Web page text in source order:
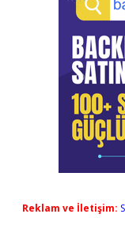
Reklam ve İletişim: